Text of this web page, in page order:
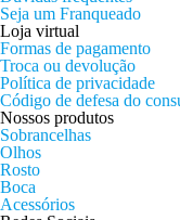
Seja um Franqueado
Loja virtual
Formas de pagamento
Troca ou devolução
Política de privacidade
Código de defesa do
Nossos produtos
Sobrancelhas
Olhos
Rosto
Boca
Acessórios